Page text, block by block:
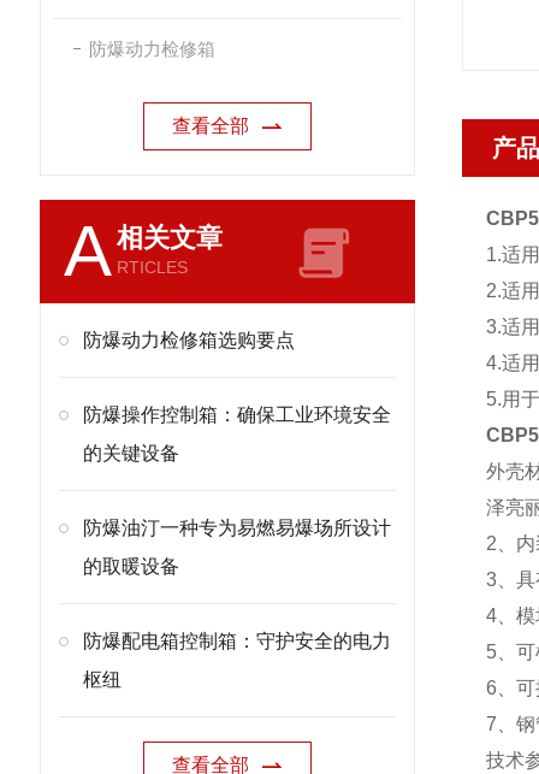
防爆动力检修箱
查看全部
A相关文章
RTICLES
防爆动力检修箱选购要点
防爆操作控制箱：确保工业环境安全
的关键设备
防爆油汀一种专为易燃易爆场所设计
的取暖设备
防爆配电箱控制箱：守护安全的电力
枢纽
查看全部
产
1.适
2.适
3.适
4.适
5.用
外壳
泽亮
2、
3、
4、
5、
6、
7、
技术